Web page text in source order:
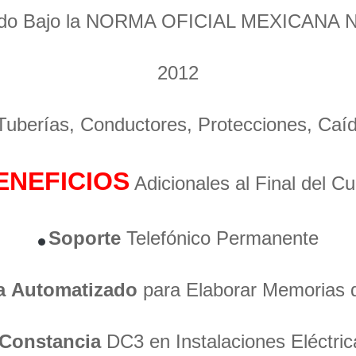
Bajo la NORMA OFICIAL MEXICANA
2012
Conductores, Protecciones,
Adicionales al Final del
Soporte Telefónico Permanente
Automatizado para Elaborar Memorias
DC3 en Instalaciones